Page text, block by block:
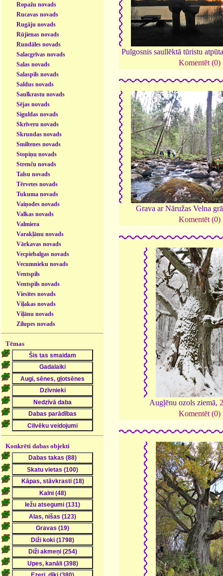
Ropažu novads
Rucavas novads
Rugāju novads
Rūjienas novads
Rundāles novads
Salacgrīvas novads
Salas novads
Salaspils novads
Saldus novads
Saulkrastu novads
Sējas novads
Siguldas novads
Skrīveru novads
Skrundas novads
Smiltenes novads
Stopiņu novads
Strenču novads
Talsu novads
Tērvetes novads
Tukuma novads
Vaiņodes novads
Valkas novads
Valmiera
Varakļānu novads
Vārkavas novads
Vecpiebalgas novads
Vecumnieku novads
Ventspils
Ventspils novads
Viesītes novads
Viļakas novads
Viļānu novads
Zilupes novads
Tēmas
Konkrēti dabas objekti
Pulgosnis saullēktā tūristu
Komentēt (0)
Grava ar Nāružas Velna
Komentēt (0)
Augļēnu ozols ziemā,
Komentēt (0)